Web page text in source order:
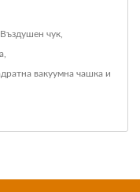
Въздушен чук
вакуумна чашка и